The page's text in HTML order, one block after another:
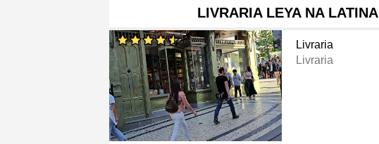
LIVRARIA LEYA NA LATINA
Livraria
Livraria